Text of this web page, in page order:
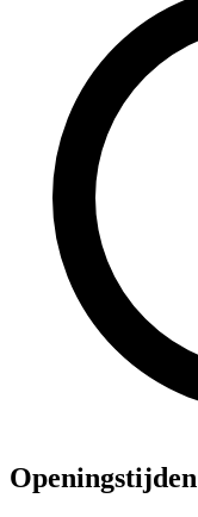
Openingstijden